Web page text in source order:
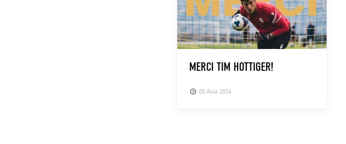
05 Août 2026
MERCI TIM HOTTIGER!